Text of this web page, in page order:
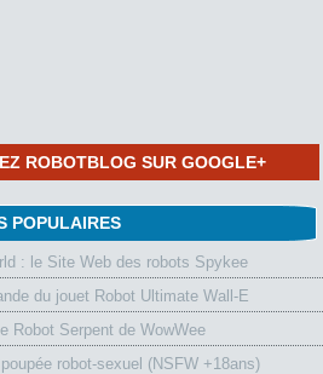
ROBOTBLOG SUR GOOGLE+
POPULAIRES
: le Site Web des robots Spykee
du jouet Robot Ultimate Wall-E
Robot Serpent de WowWee
robot-sexuel (NSFW +18ans)